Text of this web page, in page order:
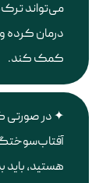
می‌تواند
درمان کرده
کمک کند.
در صورتی
هستید، باید